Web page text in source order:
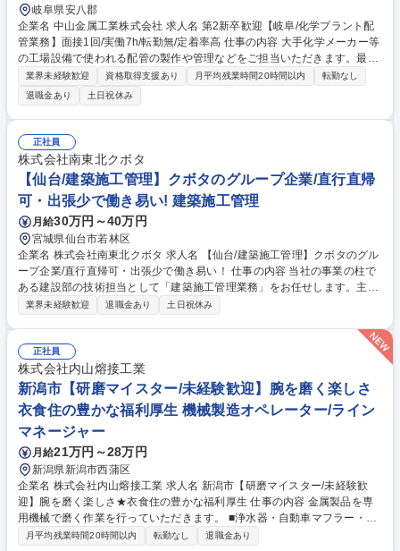
岐阜県安八郡
企業名 中山金属工業株式会社 求人名 第2新卒歓迎【岐阜/化学プラント配
管業務】面接1回/実働7h/転勤無/定着率高 仕事の内容 大手化学メーカー等
の工場設備で使われる配管の製作や管理などをご担当いただきます。最初
は簡単な作業から始めていただきますのでご安心ください。第二新卒の方
も大歓迎です◎ 状況により作業を外注にお任せして、業務量を調整してい
ます。 そのため突発的な対応はほとんどなく、残業は月5時間程度と働き
やすい環境を保っています。まれに突発的な依頼で休日出勤した場合は、
別途振替休日を取って頂きます。【教育体制】熟練の社員が丁寧にサポー
ト致します。図面の読み方や溶接技術が身に着くほか、各種資格や国家資
格取得も支援している為、手に職が付けられます。 募集職種 第2新卒歓迎
【岐阜/化学プラント配管業務】面接1回/実働7h/転勤無/定着率高
業界未経験歓迎 資格取得支援あり 月平均残業時間20時間以内
転勤なし
退職金あり
土日祝休み
正社員
株式会社南東北クボタ
【仙台/建築施工管理】クボタのグループ企業/直行直帰
可・出張少で働き易い! 建築施工管理
月給30万円～40万円
宮城県仙台市若林区
企業名 株式会社南東北クボタ 求人名 【仙台/建築施工管理】クボタのグル
ープ企業/直行直帰可・出張少で働き易い！ 仕事の内容 当社の事業の柱で
ある建設部の技術担当として「建築施工管理業務」をお任せします。主に
県内の一般木造建築（住宅等）、商業施設、公共建築、農業施設の現場施
建築工事全般 ■工期：半年～1年(基本的には1人1案件ですが案件規模によ
っては2人体制になる場合があります) ■出張：担当エリアが宮城県内にな
っております。宿泊ベースの出張も年に1回ほどと少なく、直行直帰が可
能です。 募集職種 【仙台/建築施工管理】クボタのグループ企業/直行直帰
可・出張少で働き易い！
業界未経験歓迎 退職金あり 土日祝休み
正社員
株式会社内山熔接工業
新潟市【研磨マイスター/未経験歓迎】腕を磨く楽しさ
衣食住の豊かな福利厚生 機械製造オペレーター/ライン
マネージャー
月給21万円～28万円
新潟県新潟市西蒲区
企業名 株式会社内山熔接工業 求人名 新潟市【研磨マイスター/未経験歓
迎】腕を磨く楽しさ★衣食住の豊かな福利厚生 仕事の内容 金属製品を専
用機械で磨く作業を行っていただきます。 ■浄水器・自動車マフラー・各
容器の羽目布、及びエンドレスがけ 研磨作業（手作業での研磨）■自動研
月平均残業時間20時間以内 転勤なし 退職金あり